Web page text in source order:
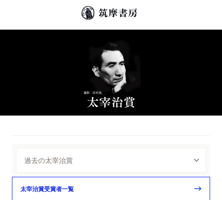
太宰治賞受賞者一覧